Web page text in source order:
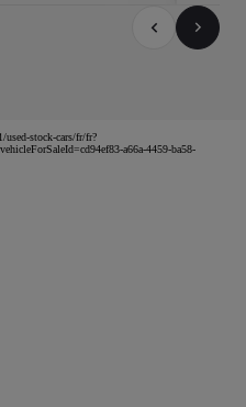
used-stock-cars/fr/fr?
a66a-4459-ba58-